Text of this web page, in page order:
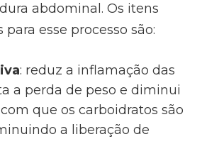
abdominal. Os itens
esse processo são:
: reduz a inflamação das
a perda de peso e diminui
que os carboidratos são
a liberação de